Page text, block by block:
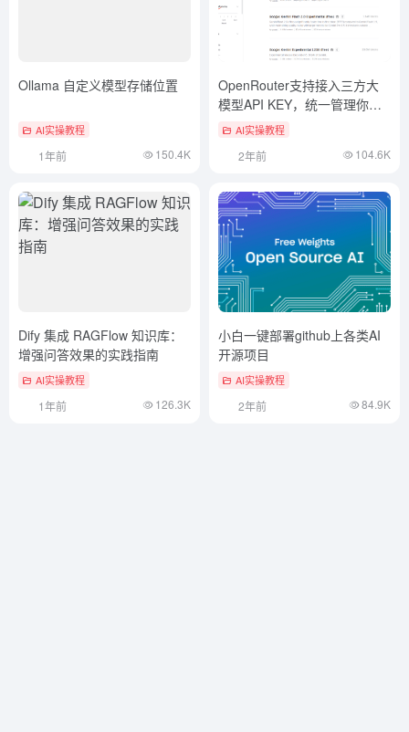
Ollama 自定义模型存储位置
AI实操教程
1年前 150.4K
OpenRouter支持接入三方大
模型API KEY，统一管理你的
免费大模型API
AI实操教程
2年前 104.6K
Dify 集成 RAGFlow 知识库：
增强问答效果的实践指南
AI实操教程
1年前 126.3K
小白一键部署github上各类AI
开源项目
AI实操教程
2年前 84.9K